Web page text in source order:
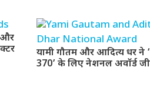
और
यामी गौतम और आदित्य धर ने
370’ के लिए नेशनल अवॉर्ड